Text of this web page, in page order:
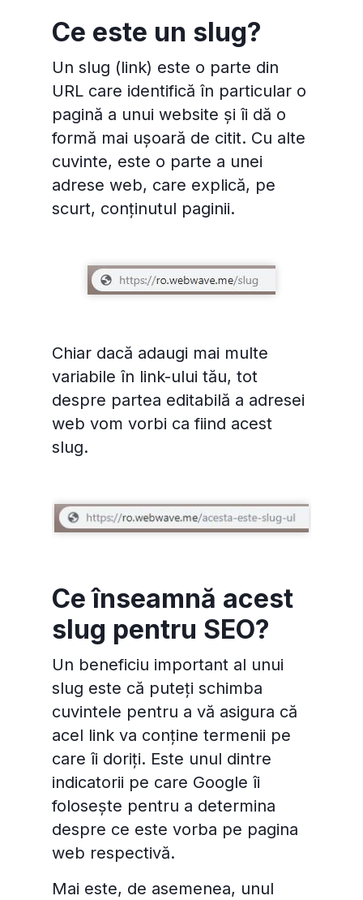
Ce este un slug?
Un slug (link) este o parte din
URL care identifică în particular o
pagină a unui website și îi dă o
formă mai ușoară de citit. Cu alte
cuvinte, este o parte a unei
adrese web, care explică, pe
scurt, conținutul paginii.
Chiar dacă adaugi mai multe
variabile în link-ului tău, tot
despre partea editabilă a adresei
web vom vorbi ca fiind acest
slug.
Ce înseamnă acest
slug pentru SEO?
Un beneficiu important al unui
slug este că puteți schimba
cuvintele pentru a vă asigura că
acel link va conține termenii pe
care îi doriți. Este unul dintre
indicatorii pe care Google îi
folosește pentru a determina
despre ce este vorba pe pagina
web respectivă.
Mai este, de asemenea, unul